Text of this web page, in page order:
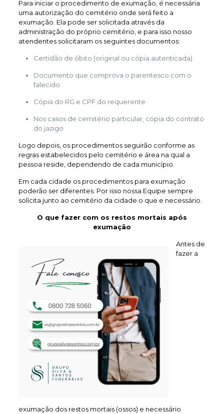
Para iniciar o procedimento de exumação, é necessária
uma autorização do cemitério onde será feito a
exumação. Ela pode ser solicitada através da
administração do próprio cemitério, e para isso nosso
atendentes solicitaram os seguintes documentos:
Certidão de óbito (original ou cópia autenticada)
Documento que comprova o parentesco com o
falecido
Cópia do RG e CPF do requerente
Nos casos de cemitério particular, cópia do contrato
do jazigo
Logo depois, os procedimentos seguirão conforme as
regras estabelecidos pelo cemitério e área na qual a
pessoa reside, dependendo de cada município.
Em cada cidade os procedimentos para exumação
poderão ser diferentes. Por isso nossa Equipe sempre
solícita junto ao cemitério da cidade o que e necessário.
O que fazer com os restos mortais após
exumação
Antes de
fazer a
exumação dos restos mortais (ossos) e necessário